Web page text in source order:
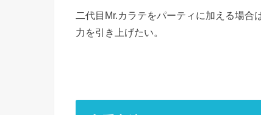
二代目Mr.カラテをパーティに加える場
力を引き上げたい。